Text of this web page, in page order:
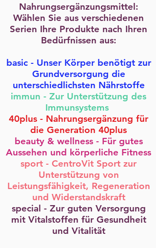
Nahrungsergänzungsmittel:
Wählen Sie aus verschiedenen
Serien Ihre Produkte nach Ihren
Bedürfnissen aus:
basic - Unser Körper benötigt zur
Grundversorgung die
unterschiedlichsten Nährstoffe
immun - Zur Unterstützung des
Immunsystems
40plus - Nahrungsergänzung für
die Generation 40plus
beauty & wellness - Für gutes
Aussehen und körperliche Fitness
sport - CentroVit Sport zur
Unterstützung von
Leistungsfähigkeit, Regeneration
und Widerstandskraft
special - Zur guten Versorgung
mit Vitalstoffen für Gesundheit
und Vitalität